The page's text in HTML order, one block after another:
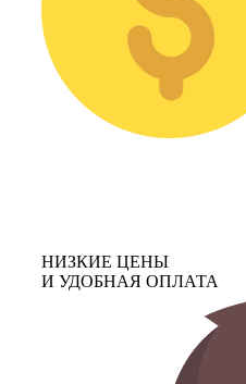
НИЗКИЕ ЦЕНЫ
И УДОБНАЯ ОПЛАТА